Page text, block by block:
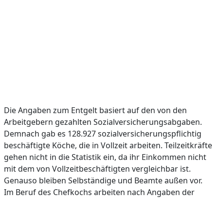
Die Angaben zum Entgelt basiert auf den von den
Arbeitgebern gezahlten Sozialversicherungsabgaben.
Demnach gab es 128.927 sozialversicherungspflichtig
beschäftigte Köche, die in Vollzeit arbeiten. Teilzeitkräfte
gehen nicht in die Statistik ein, da ihr Einkommen nicht
mit dem von Vollzeitbeschäftigten vergleichbar ist.
Genauso bleiben Selbständige und Beamte außen vor.
Im Beruf des Chefkochs arbeiten nach Angaben der